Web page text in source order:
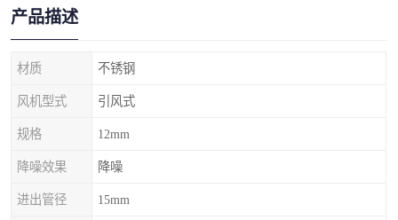
产品描述
材质 不锈钢
风机型式 引风式
规格 12mm
降噪效果 降噪
进出管径 15mm